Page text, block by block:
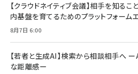
【クラウドネイティブ会議】相手を知る
内基盤を育てるためのプラットフォーム
8月7日 6:00
【若者と生成AI】検索から相談相手へ
な距離感ー